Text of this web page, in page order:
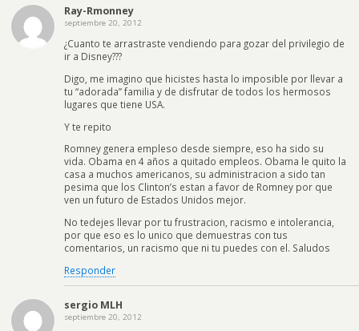
Ray-Rmonney
septiembre 20, 2012
¿Cuanto te arrastraste vendiendo para gozar del privilegio de
ir a Disney???
Digo, me imagino que hicistes hasta lo imposible por llevar a
tu “adorada” familia y de disfrutar de todos los hermosos
lugares que tiene USA.
Y te repito
Romney genera empleso desde siempre, eso ha sido su
vida. Obama en 4 años a quitado empleos. Obama le quito la
casa a muchos americanos, su administracion a sido tan
pesima que los Clinton’s estan a favor de Romney por que
ven un futuro de Estados Unidos mejor.
No tedejes llevar por tu frustracion, racismo e intolerancia,
por que eso es lo unico que demuestras con tus
comentarios, un racismo que ni tu puedes con el. Saludos
Responder
sergio MLH
septiembre 20, 2012